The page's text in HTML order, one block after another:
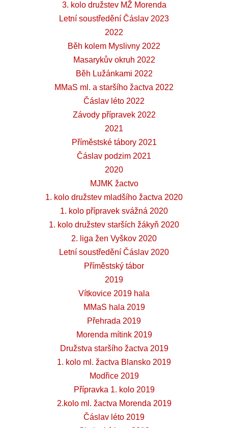
3. kolo družstev MŽ Morenda
Letní soustředění Čáslav 2023
2022
Běh kolem Myslivny 2022
Masarykův okruh 2022
Běh Lužánkami 2022
MMaS ml. a staršího žactva 2022
Čáslav léto 2022
Závody přípravek 2022
2021
Příměstské tábory 2021
Čáslav podzim 2021
2020
MJMK žactvo
1. kolo družstev mladšího žactva 2020
1. kolo přípravek svážná 2020
1. kolo družstev starších žákyň 2020
2. liga žen Vyškov 2020
Letní soustředění Čáslav 2020
Příměstský tábor
2019
Vítkovice 2019 hala
MMaS hala 2019
Přehrada 2019
Morenda mítink 2019
Družstva staršího žactva 2019
1. kolo ml. žactva Blansko 2019
Modřice 2019
Přípravka 1. kolo 2019
2.kolo ml. žactva Morenda 2019
Čáslav léto 2019